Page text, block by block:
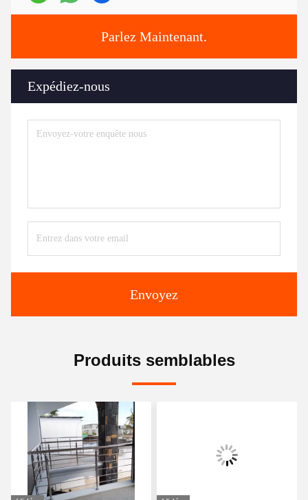
Parlez Maintenant.
Expédiez-nous
Envoyez
Produits semblables